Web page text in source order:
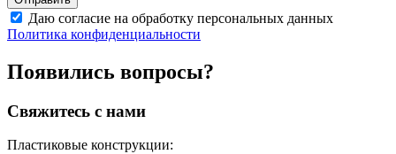
Даю согласие на обработку персональных данных
Политика конфиденциальности
Появились вопросы?
Свяжитесь с нами
Пластиковые конструкции: